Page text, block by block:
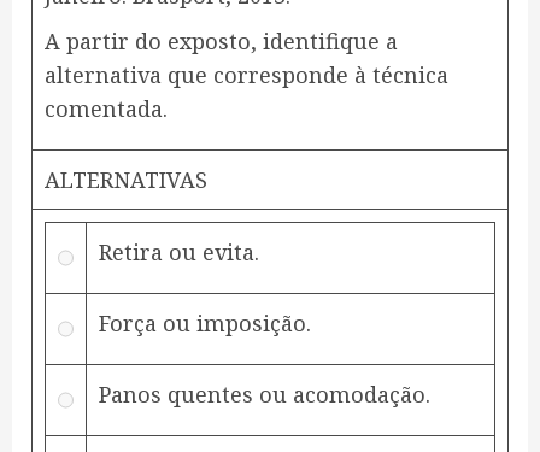
A partir do exposto, identifique a
alternativa que corresponde à técnica
comentada.
ALTERNATIVAS
Retira ou evita.
Força ou imposição.
Panos quentes ou acomodação.